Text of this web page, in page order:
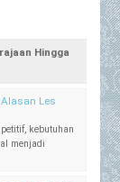
Hingga
Les
kebutuhan
menjadi